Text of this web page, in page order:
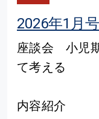
2026年1月
座談会 小児
て考える
内容紹介